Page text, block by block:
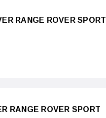
RANGE ROVER SPORT
RANGE ROVER SPORT